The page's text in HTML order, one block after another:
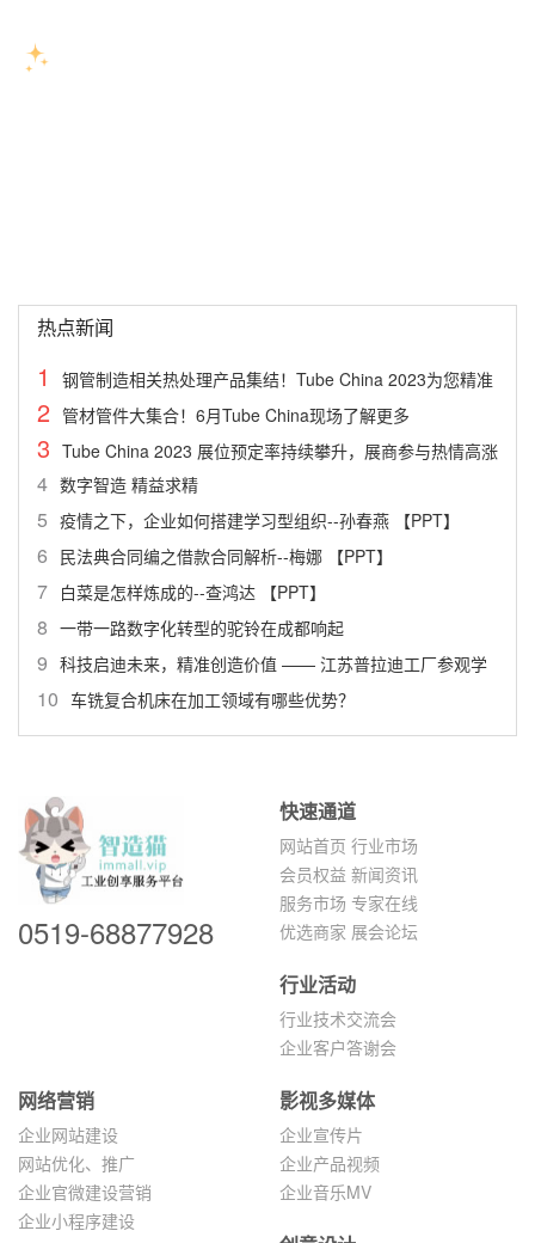
热点新闻
1
钢管制造相关热处理产品集结！Tube China 2023为您精准
罗列
2 管材管件大集合！6月Tube China现场了解更多
3 Tube China 2023 展位预定率持续攀升，展商参与热情高涨
4 数字智造 精益求精
5 疫情之下，企业如何搭建学习型组织--孙春燕 【PPT】
6 民法典合同编之借款合同解析--梅娜 【PPT】
7 白菜是怎样炼成的--查鸿达 【PPT】
8 一带一路数字化转型的驼铃在成都响起
9 科技启迪未来，精准创造价值 —— 江苏普拉迪工厂参观学
习活动
10 车铣复合机床在加工领域有哪些优势？
0519-68877928
快速通道
网站首页 行业市场
会员权益 新闻资讯
服务市场 专家在线
优选商家 展会论坛
行业活动
行业技术交流会
企业客户答谢会
网络营销
企业网站建设
网站优化、推广
企业官微建设营销
企业小程序建设
影视多媒体
企业宣传片
企业产品视频
企业音乐MV